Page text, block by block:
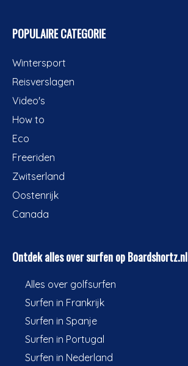
POPULAIRE CATEGORIE
Wintersport
Reisverslagen
Video's
How to
Eco
Freeriden
Zwitserland
Oostenrijk
Canada
Ontdek alles over surfen op Boardshortz.nl
Alles over golfsurfen
Surfen in Frankrijk
Surfen in Spanje
Surfen in Portugal
Surfen in Nederland